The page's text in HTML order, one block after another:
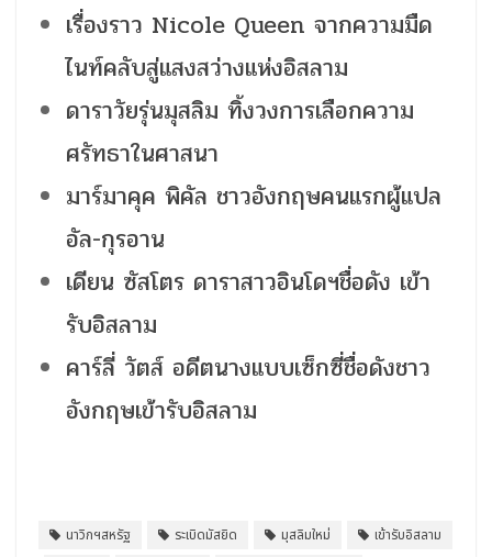
เรื่องราว Nicole Queen จากความมืด
ไนท์คลับสู่แสงสว่างแห่งอิสลาม
ดาราวัยรุ่นมุสลิม ทิ้งวงการเลือกความ
ศรัทธาในศาสนา
มาร์มาคุค พิคัล ชาวอังกฤษคนแรกผู้แปล
อัล-กุรอาน
เดียน ซัสโตร ดาราสาวอินโดฯชื่อดัง เข้า
รับอิสลาม
คาร์ลี่ วัตส์ อดีตนางแบบเซ็กซี่ชื่อดังชาว
อังกฤษเข้ารับอิสลาม
นาวิกฯสหรัฐ ระเบิดมัสยิด มุสลิมใหม่
เข้ารับอิสลาม